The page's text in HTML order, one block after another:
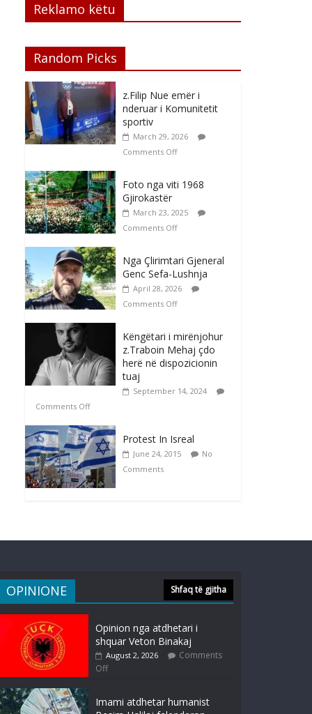
Reklamo këtu
Random Picks
z.Filip Nue emër i
nderuar i Komunitetit
sportiv
March 29, 2026
Comments Off
Foto nga viti 1968
Gjirokastër
March 23, 2025
Comments Off
Nga Çlirimtari Gjeneral
Genc Sefa-Lushnja
April 28, 2026
Comments Off
Këngëtari i mirënjohur
z.Traboin Mehaj çdo
herë në dispozicionin
tuaj
September 14, 2024
Comments Off
Protest In Isreal
June 24, 2015
No
Comments
OPINIONE Shfaq të gjitha
Opinion nga atdhetari i
shquar Veton Binakaj
August 2, 2026
Comments
Off
Imami atdhetar humanist